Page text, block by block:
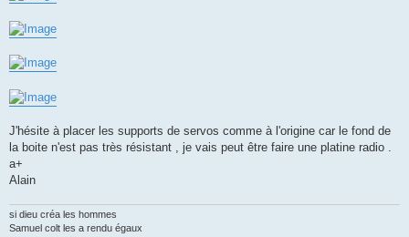
J'hésite à placer les supports de servos comme à l'origine car le fond de
la boite n'est pas très résistant , je vais peut être faire une platine radio .
a+
Alain
si dieu créa les hommes
Samuel colt les a rendu égaux